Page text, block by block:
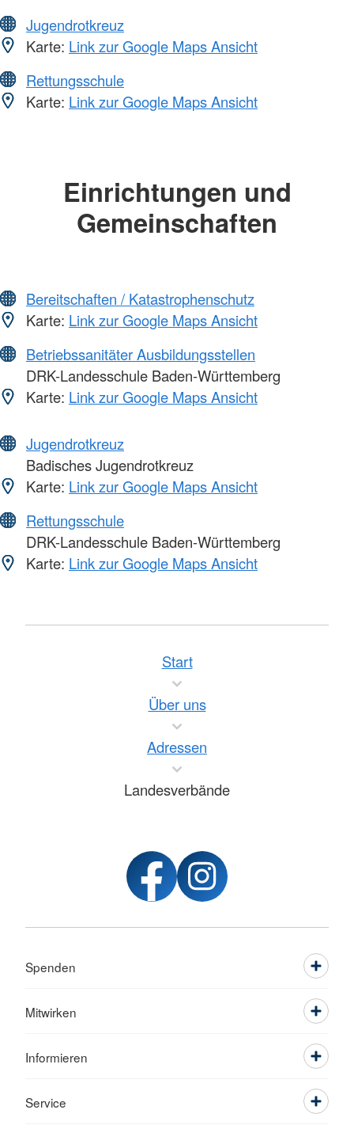
Jugendrotkreuz
Karte: Link zur Google Maps Ansicht
Rettungsschule
Karte: Link zur Google Maps Ansicht
Einrichtungen und
Gemeinschaften
Bereitschaften / Katastrophenschutz
Karte: Link zur Google Maps Ansicht
Betriebssanitäter Ausbildungsstellen
DRK-Landesschule Baden-Württemberg
Karte: Link zur Google Maps Ansicht
Jugendrotkreuz
Badisches Jugendrotkreuz
Karte: Link zur Google Maps Ansicht
Rettungsschule
DRK-Landesschule Baden-Württemberg
Karte: Link zur Google Maps Ansicht
Start
Über uns
Adressen
Landesverbände
Spenden
Mitwirken
Informieren
Service